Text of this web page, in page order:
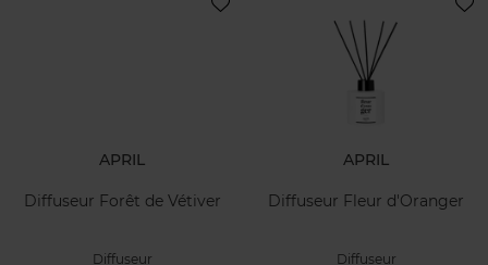
APRIL
Diffuseur Forêt de Vétiver
Diffuseur
APRIL
Diffuseur Fleur d'Oranger
Diffuseur